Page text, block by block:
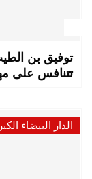
توفيق بن
تتنافس على
الدار البيضاء